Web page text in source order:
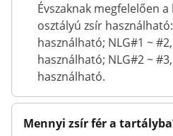
Évszaknak megfelelően a
osztályú zsír
használható; NLG#1 ~
használható; NLG#2 ~
használható.
Mennyi zsír fér a